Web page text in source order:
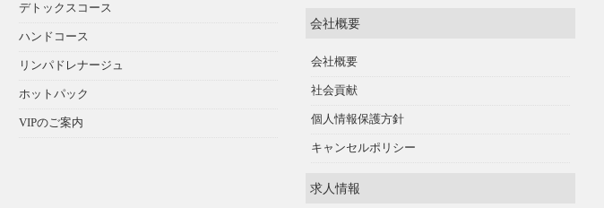
デトックスコース
ハンドコース
リンパドレナージュ
ホットパック
VIPのご案内
会社概要
会社概要
社会貢献
個人情報保護方針
キャンセルポリシー
求人情報